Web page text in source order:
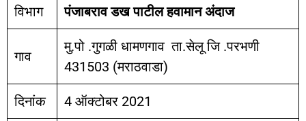
विभाग पंजाबराव डख पाटील हवामान अंदाज
गाव
मु.पो .गुगळी धामणगाव ता.सेलू जि .परभणी
431503 (मराठवाडा)
दिनांक 4 ऑक्टोबर 2021